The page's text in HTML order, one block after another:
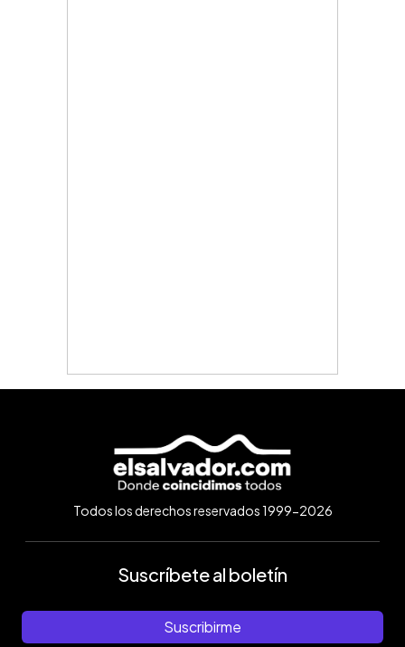
Todos los derechos reservados 1999-2026
Suscríbete al boletín
Suscribirme